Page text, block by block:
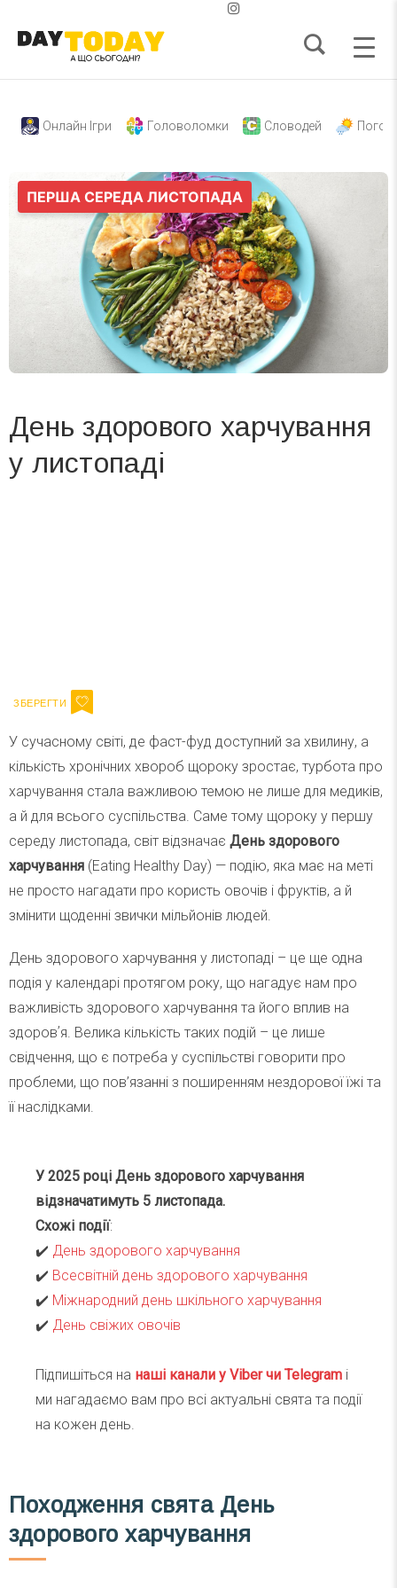
Онлайн Ігри Головоломки Словодей
День здорового харчування
у листопаді
У сучасному світі, де фаст-фуд доступний за хвилину, а
кількість хронічних хвороб щороку зростає, турбота про
харчування стала важливою темою не лише для медиків,
а й для всього суспільства. Саме тому щороку у першу
середу листопада, світ відзначає День здорового
харчування (Eating Healthy Day) — подію, яка має на меті
не просто нагадати про користь овочів і фруктів, а й
змінити щоденні звички мільйонів людей.
День здорового харчування у листопаді – це ще одна
подія у календарі протягом року, що нагадує нам про
важливість здорового харчування та його вплив на
здоровʼя. Велика кількість таких подій – це лише
свідчення, що є потреба у суспільстві говорити про
проблеми, що пов’язанні з поширенням нездорової їжі та
її наслідками.
У 2025 році День здорового харчування
відзначатимуть 5 листопада.
Схожі події:
✔️ День здорового харчування
✔️ Всесвітній день здорового харчування
✔️ Міжнародний день шкільного харчування
✔️ День свіжих овочів
Підпишіться на наші канали у Viber чи Telegram і
ми нагадаємо вам про всі актуальні свята та події
на кожен день.
Походження свята День
здорового харчування